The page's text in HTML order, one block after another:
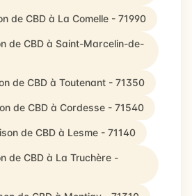
de CBD à La Comelle - 71990
de CBD à Saint-Marcelin-de-
de CBD à Toutenant - 71350
de CBD à Cordesse - 71540
de CBD à Lesme - 71140
de CBD à La Truchère -